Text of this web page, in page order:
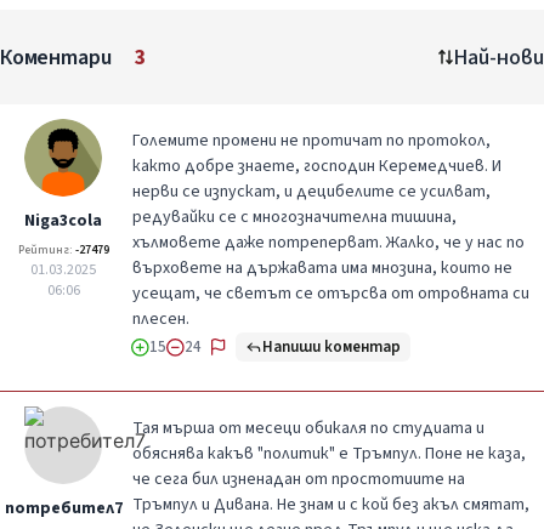
Коментари 3 Най-нови
Niga3cola
Рейтинг: -27479
01.03.2025
06:06
Големите промени не протичат по протокол,
както добре знаете, господин Керемедчиев. И
нерви се изпускат, и децибелите се усилват,
редувайки се с многозначителна тишина,
хълмовете даже потреперват. Жалко, че у нас по
върховете на държавата има мнозина, които не
усещат, че светът се отърсва от отровната си
плесен.
15 24 Напиши коментар
потребител7
Тая мърша от месеци обикаля по студиата и
обяснява какъв "политик" е Тръмпул. Поне не каза,
че сега бил изненадан от простотиите на
Тръмпул и Дивана. Не знам и с кой без акъл смятат,